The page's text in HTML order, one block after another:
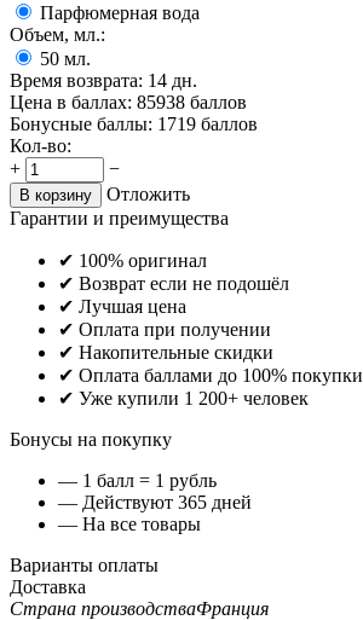
Парфюмерная вода
Объем, мл.:
50 мл.
Время возврата: 14 дн.
Цена в баллах: 85938 баллов
Бонусные баллы: 1719 баллов
Кол-во:
+
−
В корзину
Отложить
Гарантии и преимущества
✔ 100% оригинал
✔ Возврат если не подошёл
✔ Лучшая цена
✔ Оплата при получении
✔ Накопительные скидки
✔ Оплата баллами до 100% покупки
✔ Уже купили 1 200+ человек
Бонусы на покупку
— 1 балл = 1 рубль
— Действуют 365 дней
— На все товары
Варианты оплаты
Доставка
Страна производстваФранция